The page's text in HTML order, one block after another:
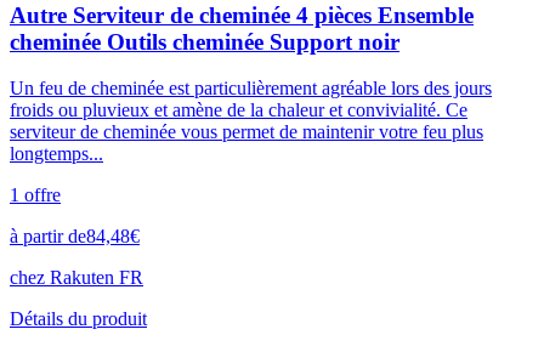
Autre Serviteur de cheminée 4 pièces Ensemble
cheminée Outils cheminée Support noir
Un feu de cheminée est particulièrement agréable lors des jours
froids ou pluvieux et amène de la chaleur et convivialité. Ce
serviteur de cheminée vous permet de maintenir votre feu plus
longtemps...
1 offre
à partir de84,48€
chez Rakuten FR
Détails du produit